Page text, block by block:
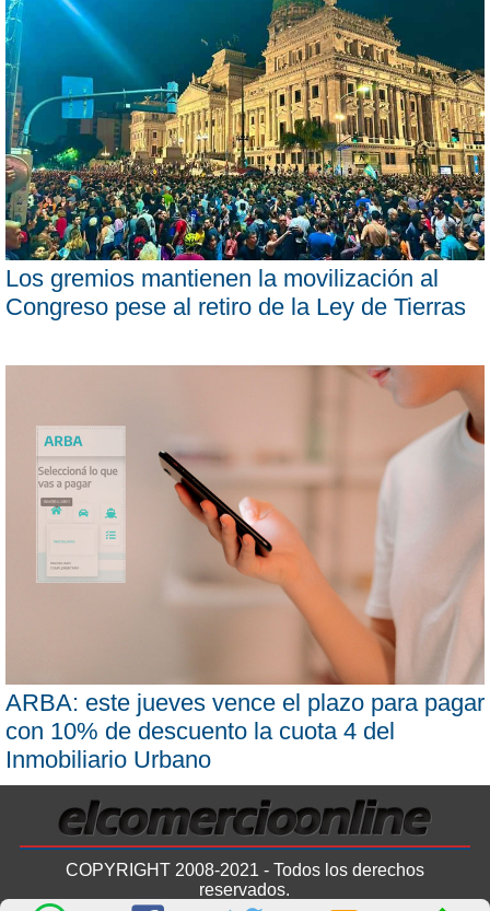
Los gremios mantienen la movilización al
Congreso pese al retiro de la Ley de Tierras
ARBA: este jueves vence el plazo para pagar
con 10% de descuento la cuota 4 del
Inmobiliario Urbano
COPYRIGHT 2008-2021 - Todos los derechos
reservados.